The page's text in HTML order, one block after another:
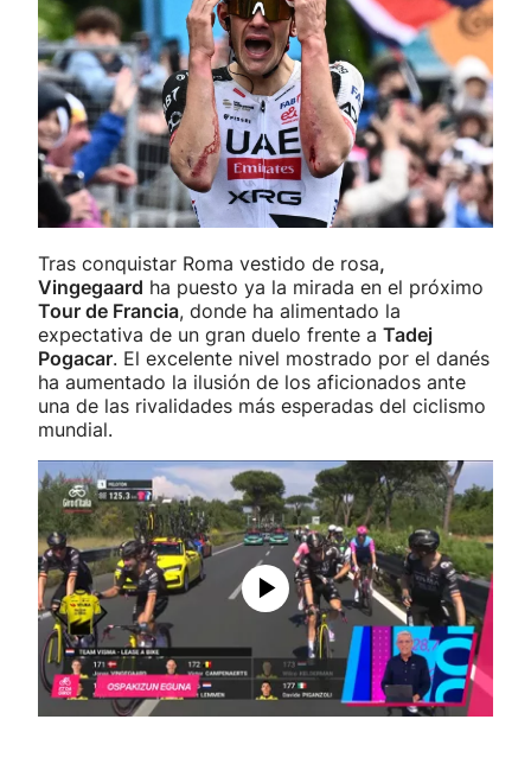
Tras conquistar Roma vestido de rosa,
Vingegaard ha puesto ya la mirada en el próximo
Tour de Francia, donde ha alimentado la
expectativa de un gran duelo frente a Tadej
Pogacar. El excelente nivel mostrado por el danés
ha aumentado la ilusión de los aficionados ante
una de las rivalidades más esperadas del ciclismo
mundial.